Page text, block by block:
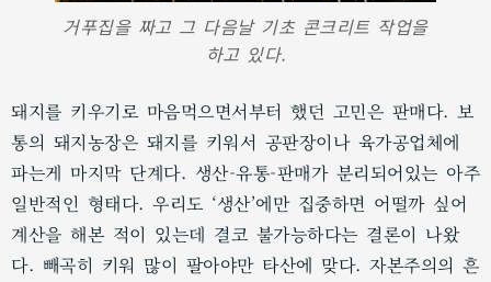
거푸집을 짜고 그 다음날 기초 콘크리트 작업을
하고 있다.
돼지를 키우기로 마음먹으면서부터 했던 고민은 판매다. 보
통의 돼지농장은 돼지를 키워서 공판장이나 육가공업체에
파는게 마지막 단계다. 생산-유통-판매가 분리되어있는 아주
일반적인 형태다. 우리도 ‘생산’에만 집중하면 어떨까 싶어
계산을 해본 적이 있는데 결코 불가능하다는 결론이 나왔
다. 빼곡히 키워 많이 팔아야만 타산에 맞다. 자본주의의 흔